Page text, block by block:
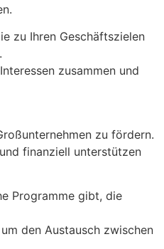
zu Ihren Geschäftszielen
zusammen und
zu fördern.
finanziell unterstützen
Programme gibt, die
den Austausch zwischen